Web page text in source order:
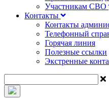
Участникам СВО
Контакты
Контакты
Телефонный
Горячая линия
Полезные ссылки
Экстренные